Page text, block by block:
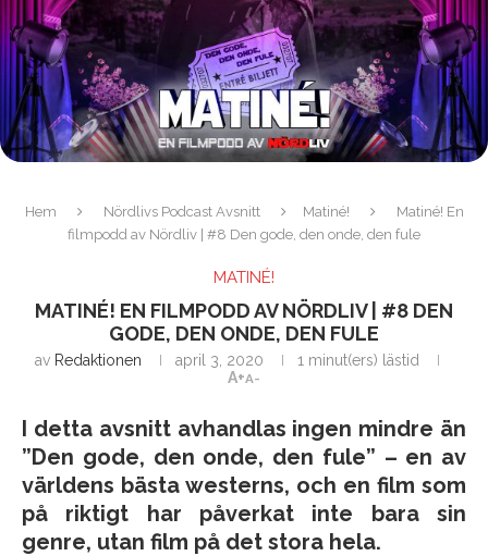
Hem Nördlivs Podcast Avsnitt Matiné!
Matiné! En
filmpodd av Nördliv | #8 Den gode, den onde, den fule
MATINÉ!
MATINÉ! EN FILMPODD AV NÖRDLIV | #8 DEN
GODE, DEN ONDE, DEN FULE
av Redaktionen april 3, 2020
1 minut(ers) lästid
A+A-
I detta avsnitt avhandlas ingen mindre än
”Den gode, den onde, den fule” – en av
världens bästa westerns, och en film som
på riktigt har påverkat inte bara sin
genre, utan film på det stora hela.